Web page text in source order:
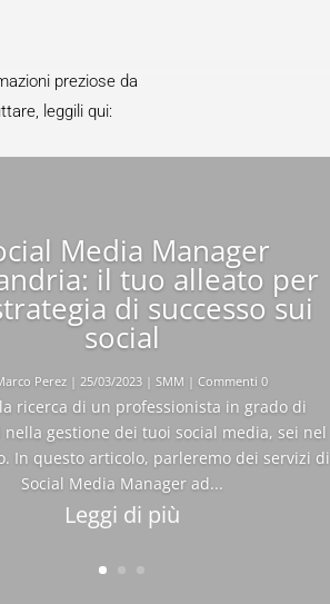
preziose da
leggili qui:
Media Manager
il tuo alleato per
di successo sui
social
Perez| 25/03/2023| SMM | Commenti 0
ricerca di un professionista in grado di
gestione dei tuoi social media, sei nel
In questo articolo, parleremo dei servizi di
Social Media Manager ad...
Leggi di più